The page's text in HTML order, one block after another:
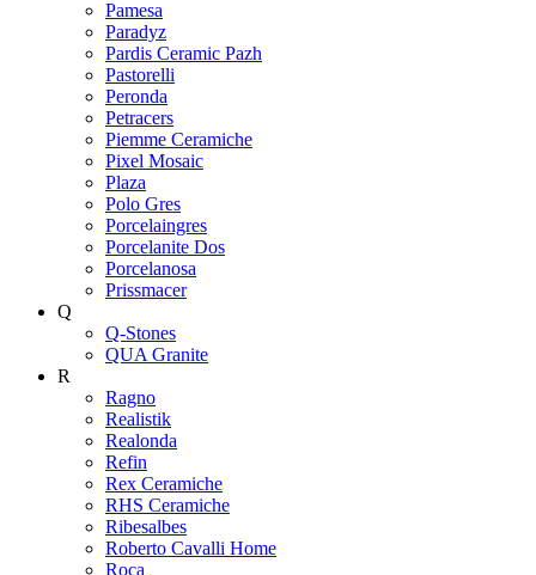
Pamesa
Paradyz
Pardis Ceramic Pazh
Pastorelli
Peronda
Petracers
Piemme Ceramiche
Pixel Mosaic
Plaza
Polo Gres
Porcelaingres
Porcelanite Dos
Porcelanosa
Prissmacer
Q
Q-Stones
QUA Granite
R
Ragno
Realistik
Realonda
Refin
Rex Ceramiche
RHS Ceramiche
Ribesalbes
Roberto Cavalli Home
Roca